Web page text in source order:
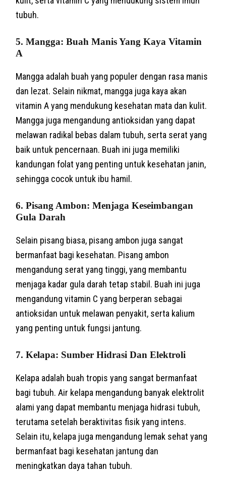
tubuh.
5. Mangga: Buah Manis Yang Kaya Vitamin
A
Mangga adalah buah yang populer dengan rasa manis
dan lezat. Selain nikmat, mangga juga kaya akan
vitamin A yang mendukung kesehatan mata dan kulit.
Mangga juga mengandung antioksidan yang dapat
melawan radikal bebas dalam tubuh, serta serat yang
baik untuk pencernaan. Buah ini juga memiliki
kandungan folat yang penting untuk kesehatan janin,
sehingga cocok untuk ibu hamil.
6. Pisang Ambon: Menjaga Keseimbangan
Gula Darah
Selain pisang biasa, pisang ambon juga sangat
bermanfaat bagi kesehatan. Pisang ambon
mengandung serat yang tinggi, yang membantu
menjaga kadar gula darah tetap stabil. Buah ini juga
mengandung vitamin C yang berperan sebagai
antioksidan untuk melawan penyakit, serta kalium
yang penting untuk fungsi jantung.
7. Kelapa: Sumber Hidrasi Dan Elektroli
Kelapa adalah buah tropis yang sangat bermanfaat
bagi tubuh. Air kelapa mengandung banyak elektrolit
alami yang dapat membantu menjaga hidrasi tubuh,
terutama setelah beraktivitas fisik yang intens.
Selain itu, kelapa juga mengandung lemak sehat yang
bermanfaat bagi kesehatan jantung dan
meningkatkan daya tahan tubuh.